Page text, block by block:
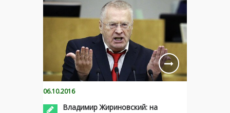
06.10.2016
Владимир Жириновский: на